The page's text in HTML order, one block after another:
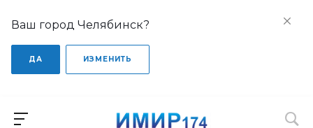
Ваш город Челябинск?
ДА ИЗМЕНИТЬ